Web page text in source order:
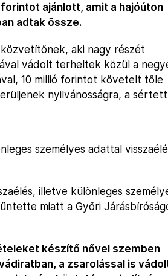
ajánlott, amit a hajóúton
adtak össze.
aki nagy részét
vádolt terheltek közül a
10 millió forintot követelt tőle
nyilvánosságra, a sértett
személyes adattal
illetve különleges
miatt a Győri
készítő nővel szemben
a zsarolással is